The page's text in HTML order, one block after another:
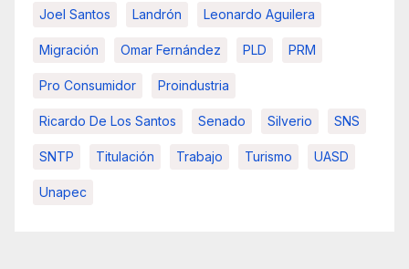
Joel Santos Landrón Leonardo Aguilera
Migración Omar Fernández PLD PRM
Pro Consumidor Proindustria
Ricardo De Los Santos Senado Silverio SNS
SNTP Titulación Trabajo Turismo UASD
Unapec